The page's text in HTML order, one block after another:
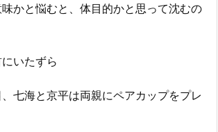
かと悩むと、体目的かと思って沈むの
いたずら
七海と京平は両親にペアカップをプレ